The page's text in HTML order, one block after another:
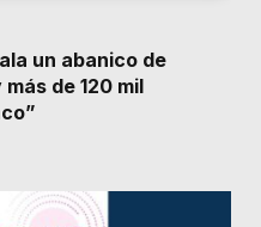
un abanico de
de 120 mil